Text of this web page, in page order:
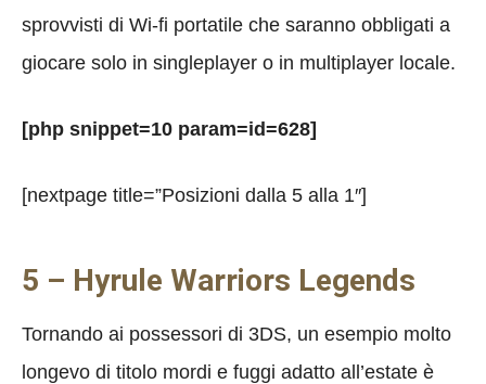
sprovvisti di Wi-fi portatile che saranno obbligati a
giocare solo in singleplayer o in multiplayer locale.
[php snippet=10 param=id=628]
[nextpage title=”Posizioni dalla 5 alla 1″]
5 – Hyrule Warriors Legends
Tornando ai possessori di 3DS, un esempio molto
longevo di titolo mordi e fuggi adatto all’estate è